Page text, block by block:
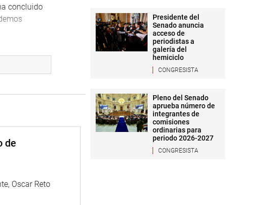
concluido
conjunta
población
de
Oscar Reto
Presidente del
Senado anuncia
acceso de
periodistas a
galería del
hemiciclo
CONGRESISTA
Pleno del Senado
aprueba número de
integrantes de
comisiones
ordinarias para
periodo 2026-2027
CONGRESISTA